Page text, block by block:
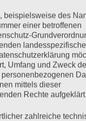
ab
und damit zu
beispielsweise des
einer betroffenen
Umfang und Zweck
mittels dieser
Rechte
zahlreiche